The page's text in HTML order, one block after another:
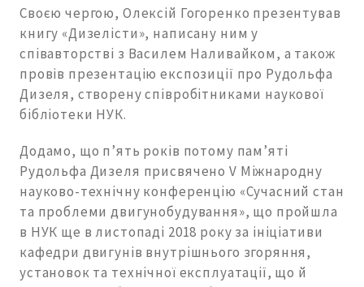
Своєю чергою, Олексій Гогоренко презентував
книгу «Дизелісти», написану ним у
співавторстві з Василем Наливайком, а також
провів презентацію експозиції про Рудольфа
Дизеля, створену співробітниками наукової
бібліотеки НУК.
Додамо, що п’ять років потому пам’яті
Рудольфа Дизеля присвячено V Міжнародну
науково-технічну конференцію «Сучасний стан
та проблеми двигунобудування», що пройшла
в НУК ще в листопаді 2018 року за ініціативи
кафедри двигунів внутрішнього згоряння,
установок та технічної експлуатації, що й